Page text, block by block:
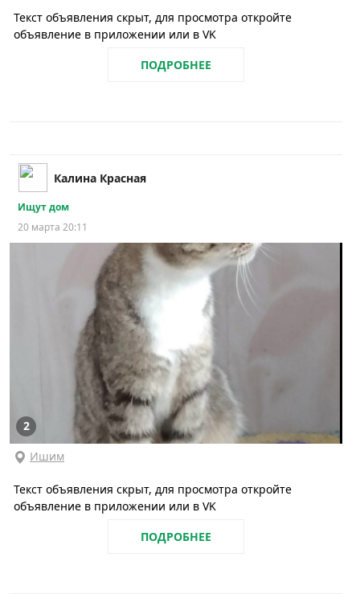
Текст объявления скрыт, для просмотра откройте
объявление в приложении или в VK
ПОДРОБНЕЕ
Калина Красная
Ищут дом
20 марта 20:11
2
Ишим
Текст объявления скрыт, для просмотра откройте
объявление в приложении или в VK
ПОДРОБНЕЕ